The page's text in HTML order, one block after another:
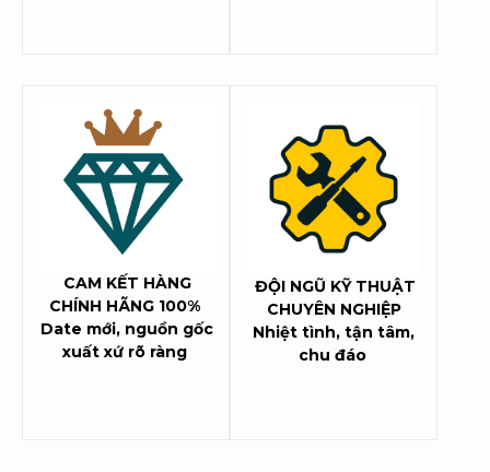
CAM KẾT HÀNG
CHÍNH HÃNG 100%
Date mới, nguồn gốc
xuất xứ rõ ràng
ĐỘI NGŨ KỸ THUẬT
CHUYÊN NGHIỆP
Nhiệt tình, tận tâm,
chu đáo